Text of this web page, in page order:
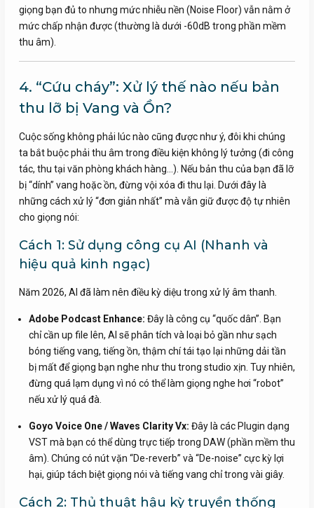
giọng bạn đủ to nhưng mức nhiễu nền (Noise Floor) vẫn nằm ở
mức chấp nhận được (thường là dưới -60dB trong phần mềm
thu âm).
4. “Cứu cháy”: Xử lý thế nào nếu bản
thu lỡ bị Vang và Ồn?
Cuộc sống không phải lúc nào cũng được như ý, đôi khi chúng
ta bắt buộc phải thu âm trong điều kiện không lý tưởng (đi công
tác, thu tại văn phòng khách hàng…). Nếu bản thu của bạn đã lỡ
bị “dính” vang hoặc ồn, đừng vội xóa đi thu lại. Dưới đây là
những cách xử lý “đơn giản nhất” mà vẫn giữ được độ tự nhiên
cho giọng nói:
Cách 1: Sử dụng công cụ AI (Nhanh và
hiệu quả kinh ngạc)
Năm 2026, AI đã làm nên điều kỳ diệu trong xử lý âm thanh.
Adobe Podcast Enhance: Đây là công cụ “quốc dân”. Bạn
chỉ cần up file lên, AI sẽ phân tích và loại bỏ gần như sạch
bóng tiếng vang, tiếng ồn, thậm chí tái tạo lại những dải tần
bị mất để giọng bạn nghe như thu trong studio xịn. Tuy nhiên,
đừng quá lạm dụng vì nó có thể làm giọng nghe hơi “robot”
nếu xử lý quá đà.
Goyo Voice One / Waves Clarity Vx: Đây là các Plugin dạng
VST mà bạn có thể dùng trực tiếp trong DAW (phần mềm thu
âm). Chúng có nút vặn “De-reverb” và “De-noise” cực kỳ lợi
hại, giúp tách biệt giọng nói và tiếng vang chỉ trong vài giây.
Cách 2: Thủ thuật hậu kỳ truyền thống